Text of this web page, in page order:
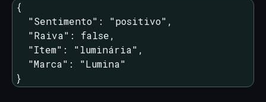
{
}